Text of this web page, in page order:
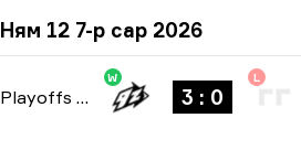
Ням 12 7-р сар 2026
Playoffs bo5
W
3 : 0
L